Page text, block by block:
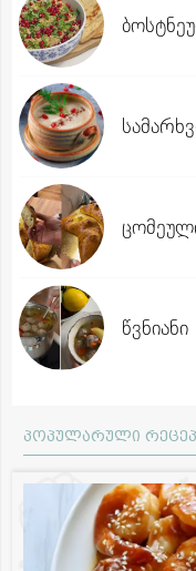
წვნიანი
პოპულარული